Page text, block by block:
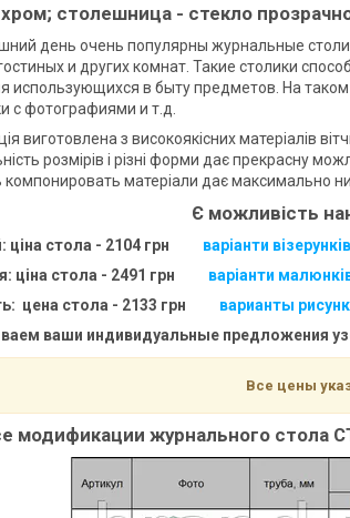
столешница - стекло
день очень популярны журнальные
и других комнат. Такие столики
использующихся в быту предметов. На
с фотографиями и т.д.
виготовлена з високоякісних матеріалів
розмірів і різні форми дає прекрасну
матеріали дає максимально
Є можливість
ціна стола - 2104 грн
варіанти
ціна стола - 2491 грн
варіанти
цена стола - 2133 грн
варианты
ваши индивидуальные предложения
Все цены
модификации журнального стола